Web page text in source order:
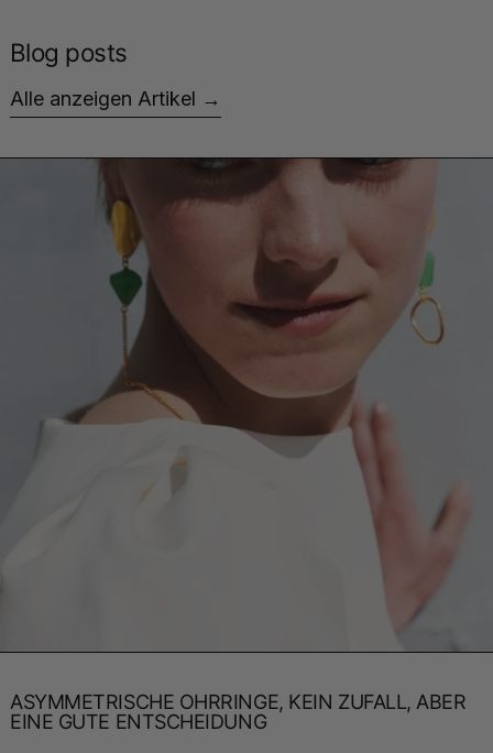
Blog posts
Alle anzeigen Artikel
Weiterlesen: ASYMMETRISCHE OHRRINGE, KEIN
ASYMMETRISCHE OHRRINGE, KEIN ZUFALL, ABER
EINE GUTE ENTSCHEIDUNG